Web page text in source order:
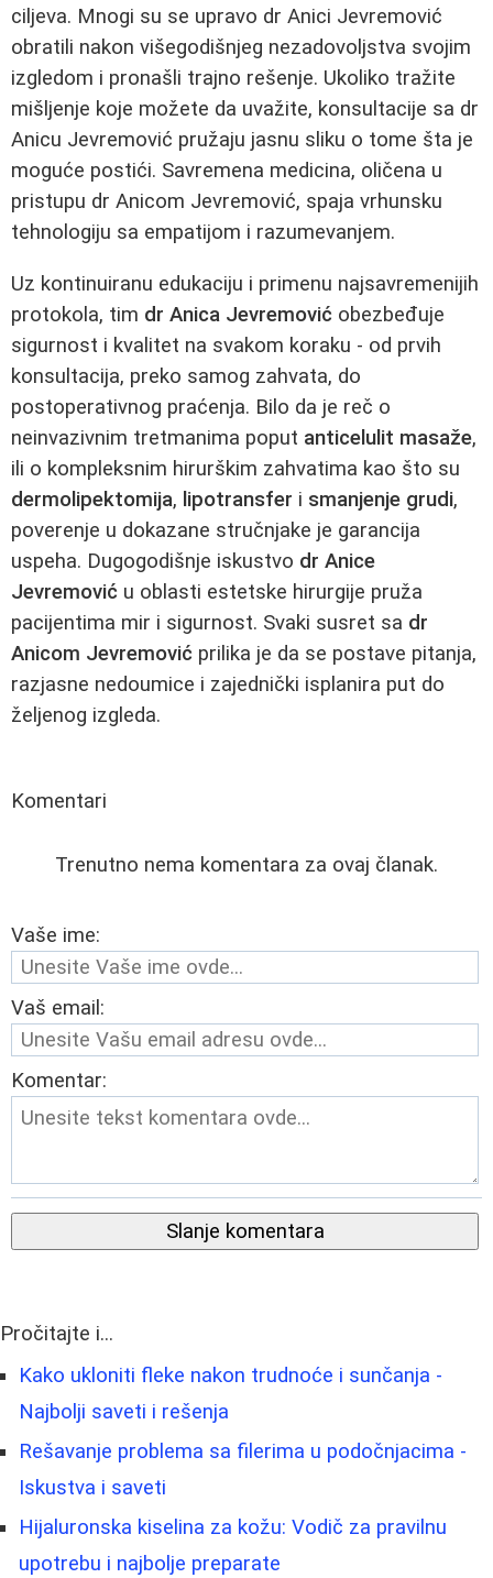
ciljeva. Mnogi su se upravo dr Anici Jevremović
obratili nakon višegodišnjeg nezadovoljstva svojim
izgledom i pronašli trajno rešenje. Ukoliko tražite
mišljenje koje možete da uvažite, konsultacije sa dr
Anicu Jevremović pružaju jasnu sliku o tome šta je
moguće postići. Savremena medicina, oličena u
pristupu dr Anicom Jevremović, spaja vrhunsku
tehnologiju sa empatijom i razumevanjem.
Uz kontinuiranu edukaciju i primenu najsavremenijih
protokola, tim dr Anica Jevremović obezbeđuje
sigurnost i kvalitet na svakom koraku - od prvih
konsultacija, preko samog zahvata, do
postoperativnog praćenja. Bilo da je reč o
neinvazivnim tretmanima poput anticelulit masaže,
ili o kompleksnim hirurškim zahvatima kao što su
dermolipektomija, lipotransfer i smanjenje grudi,
poverenje u dokazane stručnjake je garancija
uspeha. Dugogodišnje iskustvo dr Anice
Jevremović u oblasti estetske hirurgije pruža
pacijentima mir i sigurnost. Svaki susret sa dr
Anicom Jevremović prilika je da se postave pitanja,
razjasne nedoumice i zajednički isplanira put do
željenog izgleda.
Komentari
Trenutno nema komentara za ovaj članak.
Vaše ime:
Vaš email:
Komentar:
Slanje komentara
Pročitajte i...
Kako ukloniti fleke nakon trudnoće i sunčanja -
Najbolji saveti i rešenja
Rešavanje problema sa filerima u podočnjacima -
Iskustva i saveti
Hijaluronska kiselina za kožu: Vodič za pravilnu
upotrebu i najbolje preparate